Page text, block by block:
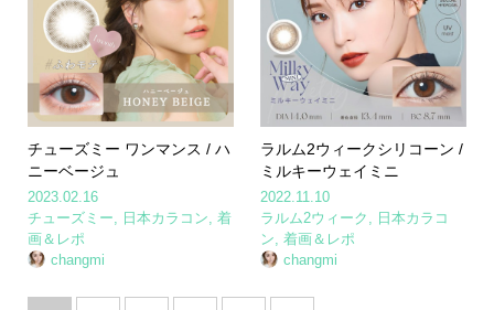
チューズミー ワンマンス / ハ
ニーベージュ
2023.02.16
チューズミー, 日本カラコン, 着
画＆レポ
changmi
ラルム2ウィークシリコーン /
ミルキーウェイミニ
2022.11.10
ラルム2ウィーク , 日本カラコ
ン,着画＆レポ
changmi